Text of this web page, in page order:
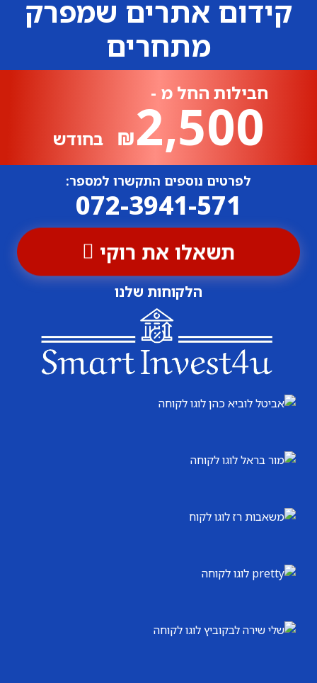
קידום אתרים שמפרק
מתחרים
חבילות החל מ -
₪2,500 בחודש
לפרטים נוספים התקשרו למספר:
072-3941-571
תשאלו את רוקי
הלקוחות שלנו